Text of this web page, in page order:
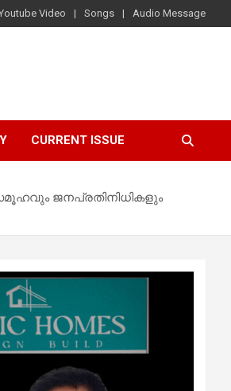
Video Songs Audio Message
CURRENT ISSUE
ജനപ്രതിനിധികളും